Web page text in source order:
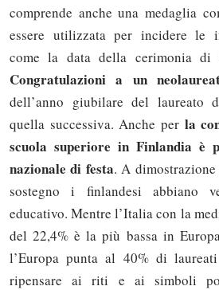
comprende anche una medaglia
essere utilizzata per incidere le
come la data della cerimonia
Congratulazioni a un
dell’anno giubilare del laureato
quella successiva. Anche per la
scuola superiore in Finlandia è
nazionale di festa. A
sostegno i finlandesi abbiano
educativo. Mentre l’Italia con la
del 22,4% è la più bassa in
l’Europa punta al 40% di
ripensare ai riti e ai simboli